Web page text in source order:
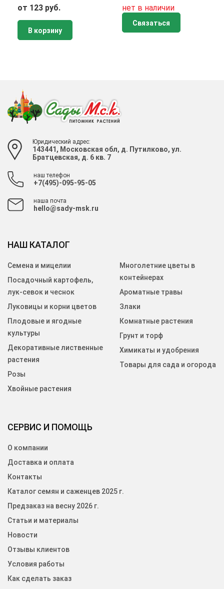
от 123 руб.
В корзину
нет в наличии
Связаться
Юридический адрес:
143441, Московская обл, д. Путилково, ул.
Братцевская, д. 6 кв. 7
наш телефон
+7(495)-095-95-05
наша почта
hello@sady-msk.ru
СЕРВИС И ПОМОЩЬ
О компании
Доставка и оплата
Контакты
Каталог семян и саженцев 2025 г.
Предзаказ на весну 2026 г.
Статьи и материалы
Новости
Отзывы клиентов
Условия работы
Как сделать заказ
НАШ КАТАЛОГ
Семена и мицелии
Посадочный картофель,
лук-севок и чеснок
Луковицы и корни цветов
Плодовые и ягодные
культуры
Декоративные лиственные
растения
Розы
Хвойные растения
Многолетние цветы в
контейнерах
Ароматные травы
Злаки
Комнатные растения
Грунт и торф
Химикаты и удобрения
Товары для сада и огорода